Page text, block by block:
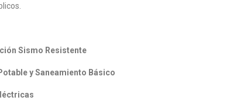
Sismo Resistente
y Saneamiento Básico